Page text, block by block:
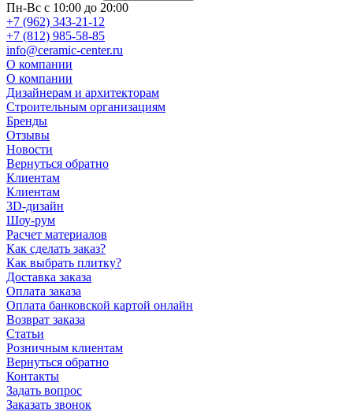
Пн-Вс с 10:00 до 20:00
+7 (962) 343-21-12
+7 (812) 985-58-85
info@ceramic-center.ru
О компании
О компании
Дизайнерам и архитекторам
Строительным организациям
Бренды
Отзывы
Новости
Вернуться обратно
Клиентам
Клиентам
3D-дизайн
Шоу-рум
Расчет материалов
Как сделать заказ?
Как выбрать плитку?
Доставка заказа
Оплата заказа
Оплата банковской картой онлайн
Возврат заказа
Статьи
Розничным клиентам
Вернуться обратно
Контакты
Задать вопрос
Заказать звонок